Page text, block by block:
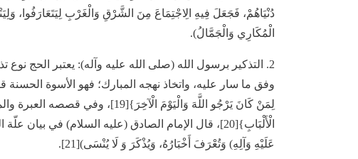
دُنْيَاهُمْ، فَجَعَلَ فِيهِ الِاجْتِمَاعَ مِنَ الشَّرْقِ وَالْغَرْبِ لِيَتَعَارَفُوا،
الْمُكَارِي وَالْجَمَّالُ).
2. التذكير برسول الله (صلى الله عليه وآله): يعتبر الحج
وفق ما سار عليه، واتخاذ نهجه المبارك؛ فهو الأسوة
لِمَنْ كَانَ يَرْجُو اللَّهَ وَالْيَوْمَ
الْأَلْبَابِ}[20]، قال الإمام الصادق (عليه السلام) في
عَلَيْهِ وَآلِهِ) وَتُعْرَفَ أَخْبَارُهُ، وَيُذْكَرَ وَ لَا يُنْسَى)[21].